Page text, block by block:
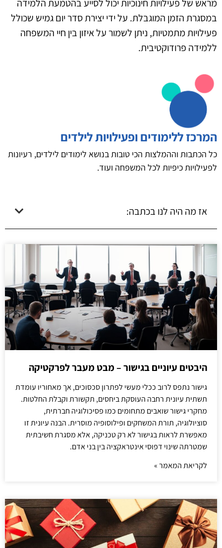
מראש של פעילויות חינוכיות יכול לסייע בהטמעת הלמידה
במסגרת הזמן המוגבלת. על ידי יצירת סדר יום גמיש שכולל
פעילויות מתמטיות, ניתן לשמור על איזון בין חיי המשפחה
ללמידה פרודוקטיבית.
המרכז ללימודים ופעילויות לילדים
כל הכתבות וההמלצות הכי טובות בנושא לימודים לילדים, רעיונות
לפעילויות כיפיות לכל המשפחה ועוד.
אז מה היה לנו בכתבה:
היבטים עיוניים בגישור – מבט מעבר לפרקטיקה
גישור נתפס לרוב ככלי מעשי לפתרון סכסוכים, אך מאחוריו עומדת
תשתית עיונית רחבה העוסקת ביחסים, תקשורת וקבלת החלטות.
מחקרי גישור שואבים מתחומים כמו פסיכולוגיה חברתית,
סוציולוגיה, תורת המשחקים ופילוסופיה מוסרית. הבנה עיונית זו
מאפשרת לראות בגישור לא רק טכניקה, אלא מסגרת חשיבתית
שמטרתה שינוי דפוסי אינטראקציה בין בני אדם.
לקריאת המאמר »